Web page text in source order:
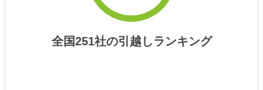
全国251社の引越しランキング